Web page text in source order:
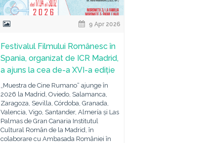
9 Apr 2026
Festivalul Filmului Românesc în
Spania, organizat de ICR Madrid,
a ajuns la cea de-a XVI-a ediție
„Muestra de Cine Rumano“ ajunge în
2026 la Madrid, Oviedo, Salamanca,
Zaragoza, Sevilla, Córdoba, Granada,
Valencia, Vigo, Santander, Almería și Las
Palmas de Gran Canaria Institutul
Cultural Român de la Madrid, în
colaborare cu Ambasada României în